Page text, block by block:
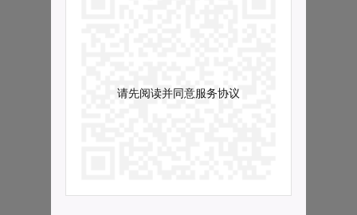
请先阅读并同意服务协议